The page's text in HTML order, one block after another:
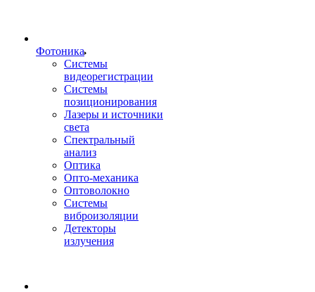
Фотоника
Cистемы
видеорегистрации
Системы
позиционирования
Лазеры и источники
света
Спектральный
анализ
Оптика
Опто-механика
Оптоволокно
Системы
виброизоляции
Детекторы
излучения